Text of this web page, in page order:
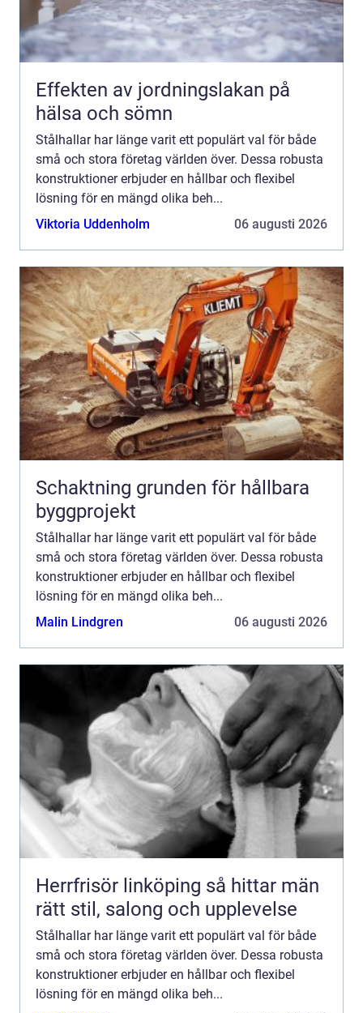
Effekten av jordningslakan på
hälsa och sömn
Stålhallar har länge varit ett populärt val för både
små och stora företag världen över. Dessa robusta
konstruktioner erbjuder en hållbar och flexibel
lösning för en mängd olika beh...
Viktoria Uddenholm
06 augusti 2026
Schaktning grunden för hållbara
byggprojekt
Stålhallar har länge varit ett populärt val för både
små och stora företag världen över. Dessa robusta
konstruktioner erbjuder en hållbar och flexibel
lösning för en mängd olika beh...
Malin Lindgren
06 augusti 2026
Herrfrisör linköping så hittar män
rätt stil, salong och upplevelse
Stålhallar har länge varit ett populärt val för både
små och stora företag världen över. Dessa robusta
konstruktioner erbjuder en hållbar och flexibel
lösning för en mängd olika beh...